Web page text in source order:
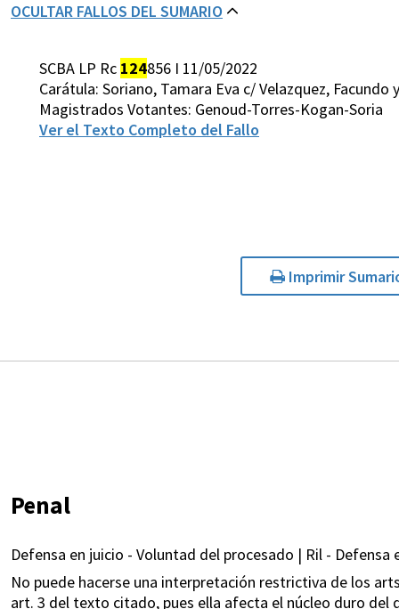
OCULTAR FALLOS DEL SUMARIO
SCBA LP Rc 124856 I 11/05/2022
Carátula: Soriano, Tamara Eva c/ Velazquez,
Magistrados Votantes: Genoud-Torres-Kogan-Soria
Ver el Texto Completo del Fallo
Imprimir
Penal
Defensa en juicio - Voluntad del procesado | Ril - Defensa
No puede hacerse una interpretación restrictiva de los
art. 3 del texto citado, pues ella afecta el núcleo duro del